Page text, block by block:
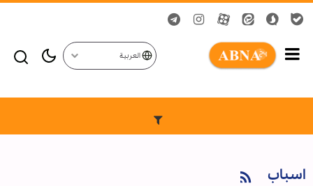
العربية
اسباب